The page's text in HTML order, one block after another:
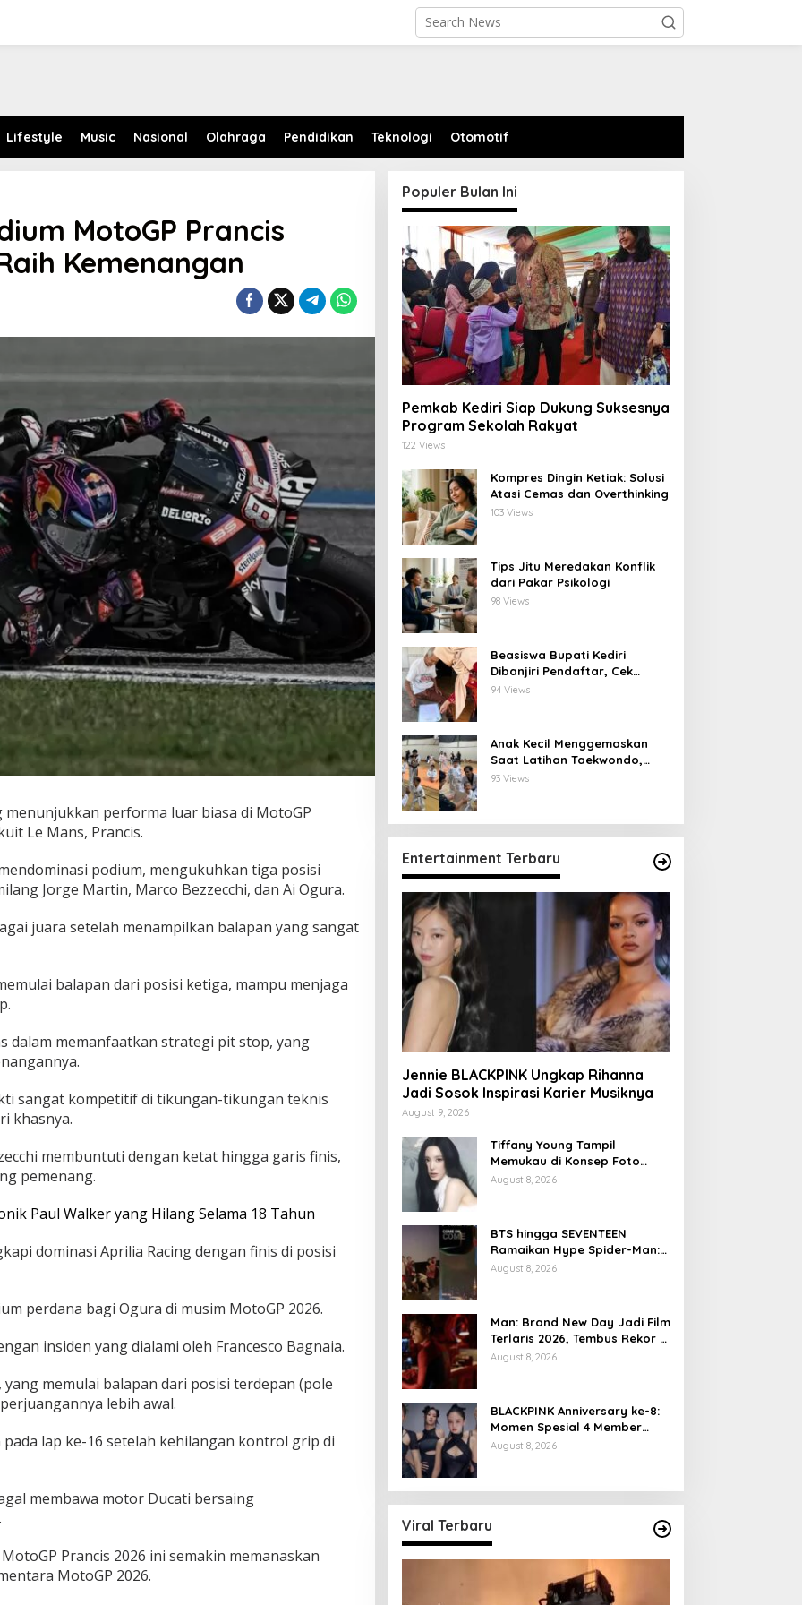
Lifestyle Music Nasional Olahraga Pendidikan Teknologi Otomotif
MotoGP Prancis
Kemenangan
menunjukkan performa luar biasa di MotoGP
Le Mans, Prancis.
podium, mengukuhkan tiga posisi
Jorge Martin, Marco Bezzecchi, dan Ai Ogura.
juara setelah menampilkan balapan yang sangat
balapan dari posisi ketiga, mampu menjaga
dalam memanfaatkan strategi pit stop, yang
sangat kompetitif di tikungan-tikungan teknis
khasnya.
membuntuti dengan ketat hingga garis finis,
pemenang.
Paul Walker yang Hilang Selama 18 Tahun
dominasi Aprilia Racing dengan finis di posisi
perdana bagi Ogura di musim MotoGP 2026.
insiden yang dialami oleh Francesco Bagnaia.
memulai balapan dari posisi terdepan (pole
lebih awal.
lap ke-16 setelah kehilangan kontrol grip di
membawa motor Ducati bersaing
Prancis 2026 ini semakin memanaskan
MotoGP 2026.
Populer Bulan Ini
Pemkab Kediri Siap Dukung Suksesnya
Program Sekolah Rakyat
122 Views
Kompres Dingin Ketiak: Solusi
Atasi Cemas dan Overthinking
103 Views
Tips Jitu Meredakan Konflik
dari Pakar Psikologi
98 Views
Beasiswa Bupati Kediri
Dibanjiri Pendaftar, Cek
Langsung ke Rumah untuk
94 Views
Anak Kecil Menggemaskan
Saat Latihan Taekwondo,
Netizen Terhibur
93 Views
Entertainment Terbaru
Jennie BLACKPINK Ungkap Rihanna
Jadi Sosok Inspirasi Karier Musiknya
August 9, 2026
Tiffany Young Tampil
Memukau di Konsep Foto
Edge Of Calm feat Miyeon
August 8, 2026
BTS hingga SEVENTEEN
Ramaikan Hype Spider-Man:
Brand New Day
August 8, 2026
Man: Brand New Day Jadi Film
Terlaris 2026, Tembus Rekor 7
Hari
August 8, 2026
BLACKPINK Anniversary ke-8:
Momen Spesial 4 Member
Berkumpul
August 8, 2026
Viral Terbaru